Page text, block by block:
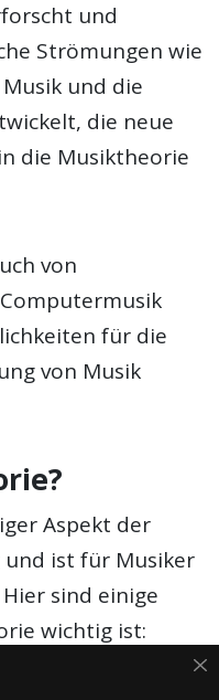
und
Strömungen wie
und die
die neue
die Musiktheorie
von
für die
von Musik
Aspekt der
und ist für Musiker
sind einige
wichtig ist: